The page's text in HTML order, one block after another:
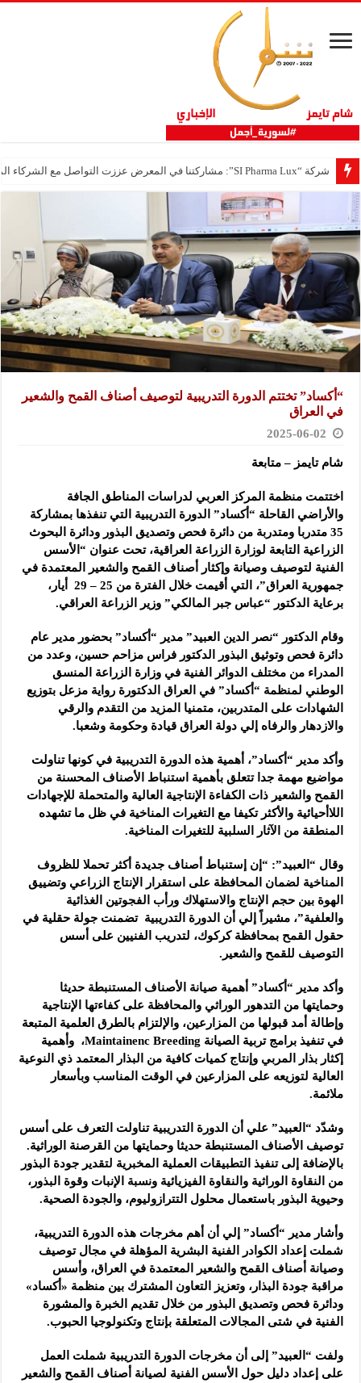
شركة “SI Pharma Lux”: مشاركتنا في المعرض عززت التواصل مع الشركاء المحليين والدوليين
“أكساد” تختتم الدورة التدريبية لتوصيف أصناف القمح والشعير
في العراق
2025-06-02
شام تايمز – متابعة
اختتمت منظمة المركز العربي لدراسات المناطق الجافة
والأراضي القاحلة “أكساد” الدورة التدريبية التي تنفذها بمشاركة
35 متدربا ومتدربة من دائرة فحص وتصديق البذور ودائرة البحوث
الزراعية التابعة لوزارة الزراعة العراقية، تحت عنوان “الأسس
الفنية لتوصيف وصيانة وإكثار أصناف القمح والشعير المعتمدة في
جمهورية العراق”، التي أقيمت خلال الفترة من 25 – 29 أيار،
برعاية الدكتور “عباس جبر المالكي” وزير الزراعة العراقي.
وقام الدكتور “نصر الدين العبيد” مدير “أكساد” بحضور مدير عام
دائرة فحص وتوثيق البذور الدكتور فراس مزاحم حسين، وعدد من
المدراء من مختلف الدوائر الفنية في وزارة الزراعة المنسق
الوطني لمنظمة “أكساد” في العراق الدكتورة رواية مزعل بتوزيع
الشهادات على المتدربين، متمنيا المزيد من التقدم والرقي
والازدهار والرفاه إلي دولة العراق قيادة وحكومة وشعبا.
وأكد مدير “أكساد”، أهمية هذه الدورة التدريبية في كونها تناولت
مواضيع مهمة جدا تتعلق بأهمية استنباط الأصناف المحسنة من
القمح والشعير ذات الكفاءة الإنتاجية العالية والمتحملة للإجهادات
اللاأحيائية والأكثر تكيفا مع التغيرات المناخية في ظل ما تشهده
المنطقة من الآثار السلبية للتغيرات المناخية.
وقال “العبيد”: “إن إستنباط أصناف جديدة أكثر تحملا للظروف
المناخية لضمان المحافظة على استقرار الإنتاج الزراعي وتضييق
الهوة بين حجم الإنتاج والاستهلاك ورأب الفجوتين الغذائية
والعلفية”، مشيراً إلي أن الدورة التدريبية تضمنت جولة حقلية في
حقول القمح بمحافظة كركوك، لتدريب الفنيين على أسس
التوصيف للقمح والشعير.
وأكد مدير “أكساد” أهمية صيانة الأصناف المستنبطة حديثا
وحمايتها من التدهور الوراثي والمحافظة على كفاءتها الإنتاجية
وإطالة أمد قبولها من المزارعين، والإلتزام بالطرق العلمية المتبعة
في تنفيذ برامج تربية الصيانة Maintainenc Breeding، وأهمية
إكثار بذار المربي وإنتاج كميات كافية من البذار المعتمد ذي النوعية
العالية لتوزيعه على المزارعين في الوقت المناسب وبأسعار
ملائمة.
وشدّد “العبيد” علي أن الدورة التدريبية تناولت التعرف على أسس
توصيف الأصناف المستنبطة حديثا وحمايتها من القرصنة الوراثية.
بالإضافة إلى تنفيذ التطبيقات العملية المخبرية لتقدير جودة البذور
من النقاوة الوراثية والنقاوة الفيزيائية ونسبة الإنبات وقوة البذور،
وحيوية البذور باستعمال محلول التترازوليوم، والجودة الصحية.
وأشار مدير “أكساد” إلي أن أهم مخرجات هذه الدورة التدريبية،
شملت إعداد الكوادر الفنية البشرية المؤهلة في مجال توصيف
وصيانة أصناف القمح والشعير المعتمدة في العراق، وأسس
مراقبة جودة البذار، وتعزيز التعاون المشترك بين منظمة «أكساد»
ودائرة فحص وتصديق البذور من خلال تقديم الخبرة والمشورة
الفنية في شتى المجالات المتعلقة بإنتاج وتكنولوجيا الحبوب.
ولفت “العبيد” إلى أن مخرجات الدورة التدريبية شملت العمل
على إعداد دليل حول الأسس الفنية لصيانة أصناف القمح والشعير